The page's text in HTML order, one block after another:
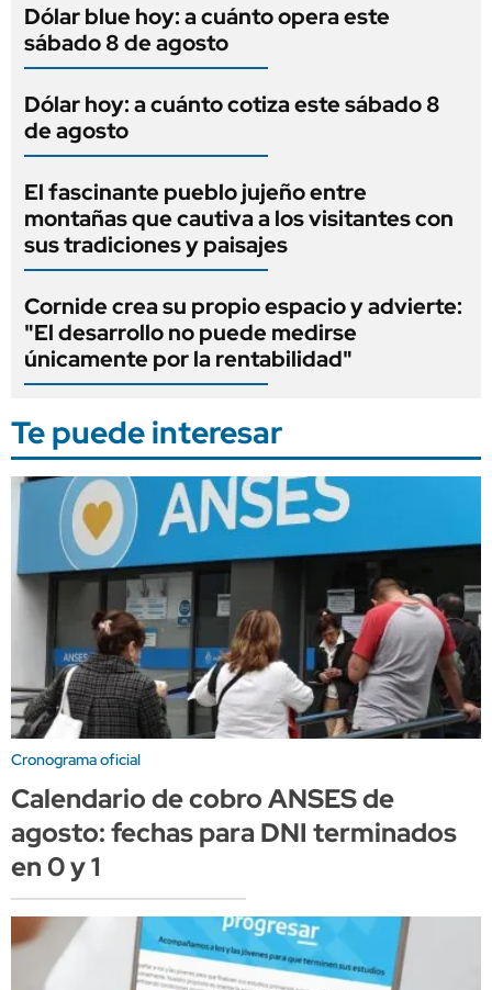
Dólar blue hoy: a cuánto opera este
sábado 8 de agosto
Dólar hoy: a cuánto cotiza este sábado 8
de agosto
El fascinante pueblo jujeño entre
montañas que cautiva a los visitantes con
sus tradiciones y paisajes
Cornide crea su propio espacio y advierte:
"El desarrollo no puede medirse
únicamente por la rentabilidad"
Te puede interesar
Cronograma oficial
Calendario de cobro ANSES de
agosto: fechas para DNI terminados
en 0 y 1